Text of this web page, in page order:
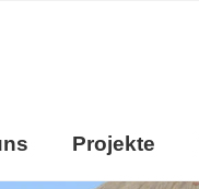
Projekte